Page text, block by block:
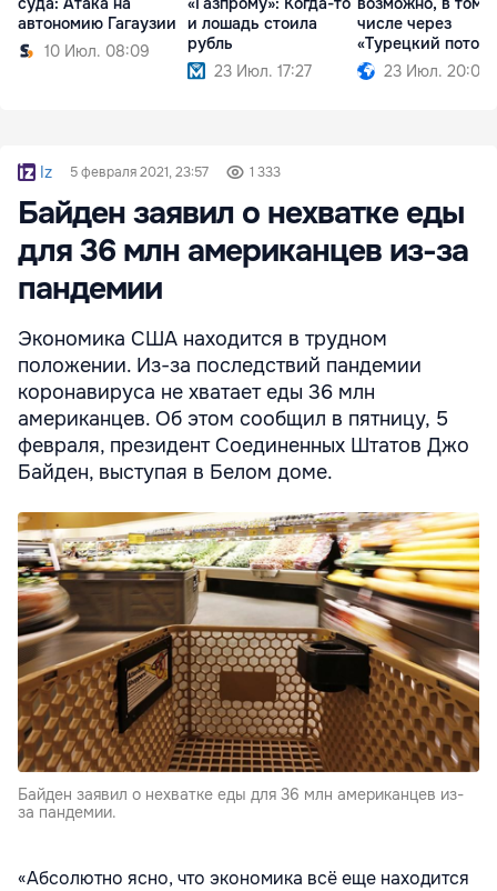
автономию Гагаузии
10 Июл. 08:09
и лошадь стоила
рубль
23 Июл. 17:27
числе через
«Турецкий поток»
23 Июл. 20:09
Iz 5 февраля 2021, 23:57 1 333
Байден заявил о нехватке еды
для 36 млн американцев из-за
пандемии
Экономика США находится в трудном
положении. Из-за последствий пандемии
коронавируса не хватает еды 36 млн
американцев. Об этом сообщил в пятницу, 5
февраля, президент Соединенных Штатов Джо
Байден, выступая в Белом доме.
Байден заявил о нехватке еды для 36 млн американцев из-
за пандемии.
«Абсолютно ясно, что экономика всё еще находится